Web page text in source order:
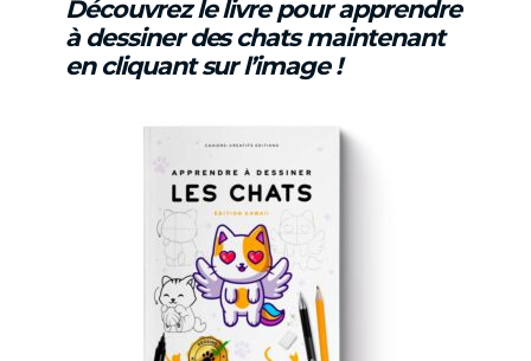
Découvrez le livre pour apprendre
à dessiner des chats maintenant
en cliquant sur l’image !